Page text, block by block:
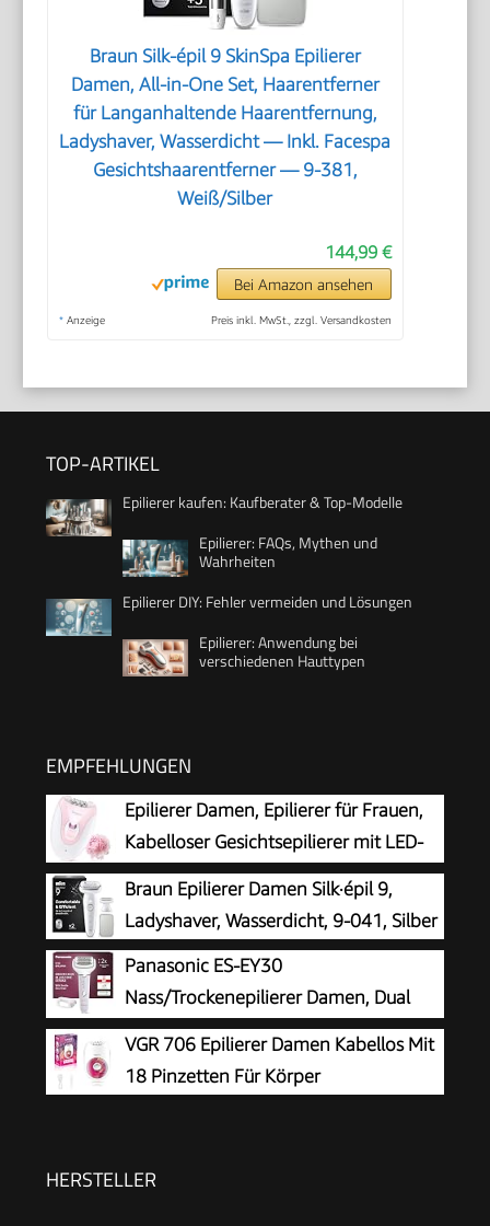
Braun Silk-épil 9 SkinSpa Epilierer
Damen, All-in-One Set, Haarentferner
für Langanhaltende Haarentfernung,
Ladyshaver, Wasserdicht — Inkl. Facespa
Gesichtshaarentferner — 9-381,
Weiß/Silber
144,99 €
Bei Amazon ansehen
* Anzeige Preis inkl. MwSt., zzgl. Versandkosten
TOP-ARTIKEL
Epilierer kaufen: Kaufberater & Top-Modelle
Epilierer: FAQs, Mythen und
Wahrheiten
Epilierer DIY: Fehler vermeiden und Lösungen
Epilierer: Anwendung bei
verschiedenen Hauttypen
EMPFEHLUNGEN
Epilierer Damen, Epilierer für Frauen,
Kabelloser Gesichtsepilierer mit LED-
Licht, Schmerzloser Haarentferner für
Gesicht, Körper, Achsel, Beine & Bikinizone
Braun Epilierer Damen Silk·épil 9,
Ladyshaver, Wasserdicht, 9-041, Silber
Panasonic ES-EY30
Nass/Trockenepilierer Damen, Dual
Disc mit 60 Pinzetten, 90°
schwenkbarer Kopf, 3 Geschwindigkeiten & LED-
Licht, 30 Min. Betrieb, kabellos, Haarentferner.
VGR 706 Epilierer Damen Kabellos Mit
18 Pinzetten Für Körper
HERSTELLER